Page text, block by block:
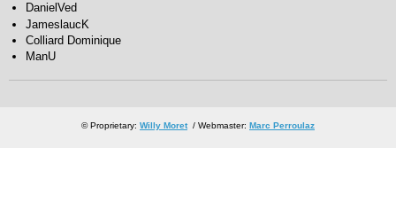
DanielVed
JameslaucK
Colliard Dominique
ManU
© Proprietary: Willy Moret/ Webmaster: Marc Perroulaz